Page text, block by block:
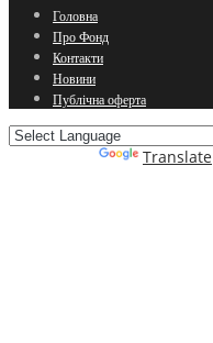
Головна
Про Фонд
Контакти
Новини
Публічна оферта
Translate